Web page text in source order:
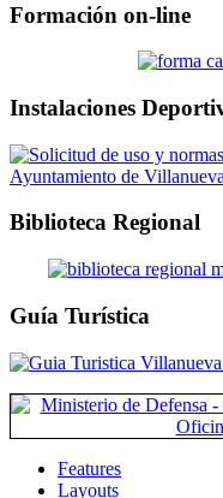
Formación on-line
Instalaciones
Biblioteca Regional
Guía Turística
Features
Layouts